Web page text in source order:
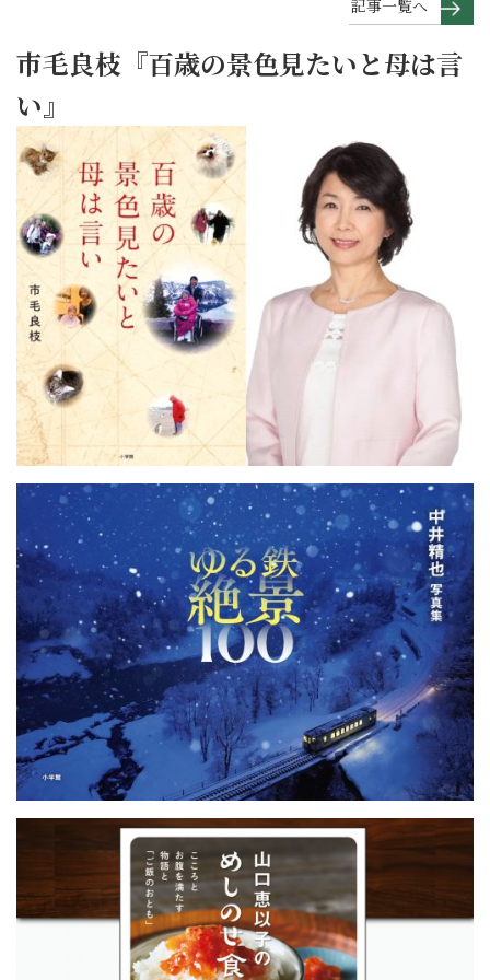
記事一覧へ
市毛良枝『百歳の景色見たいと母は言
い』